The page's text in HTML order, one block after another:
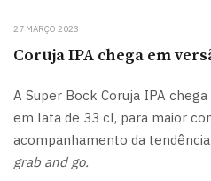
27 MARÇO 2023
Coruja IPA chega em
A Super Bock Coruja IPA
em lata de 33 cl, para maior
acompanhamento da
grab and go.